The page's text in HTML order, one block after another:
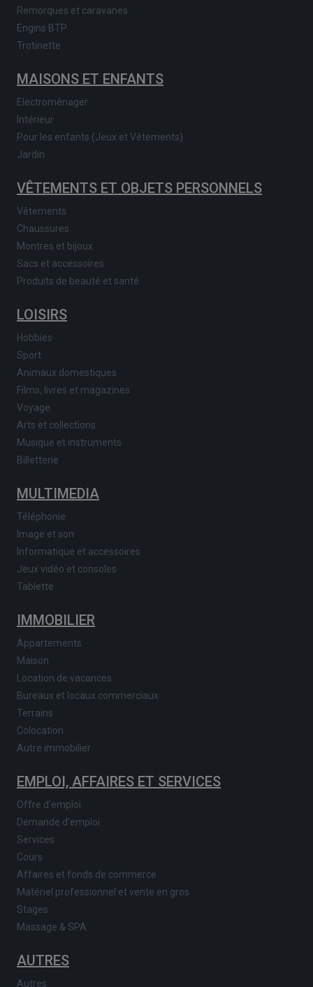
Remorques et caravanes
Engins BTP
Trotinette
MAISONS ET ENFANTS
Electroménager
Intérieur
Pour les enfants (Jeux et Vêtements)
Jardin
VÊTEMENTS ET OBJETS PERSONNELS
Vêtements
Chaussures
Montres et bijoux
Sacs et accessoires
Produits de beauté et santé
LOISIRS
Hobbies
Sport
Animaux domestiques
Films, livres et magazines
Voyage
Arts et collections
Musique et instruments
Billetterie
MULTIMEDIA
Téléphonie
Image et son
Informatique et accessoires
Jeux vidéo et consoles
Tablette
IMMOBILIER
Appartements
Maison
Location de vacances
Bureaux et locaux commerciaux
Terrains
Colocation
Autre immobilier
EMPLOI, AFFAIRES ET SERVICES
Offre d'emploi
Demande d'emploi
Services
Cours
Affaires et fonds de commerce
Matériel professionnel et vente en gros
Stages
Massage & SPA
AUTRES
Autres